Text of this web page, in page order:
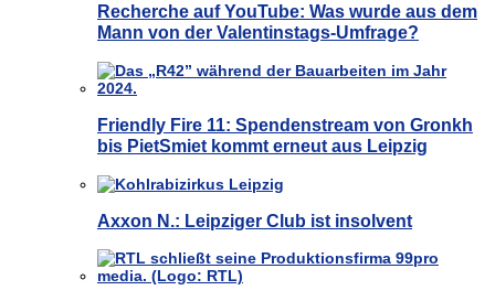
Recherche auf YouTube: Was wurde aus dem
Mann von der Valentinstags-Umfrage?
Friendly Fire 11: Spendenstream von Gronkh
bis PietSmiet kommt erneut aus Leipzig
Axxon N.: Leipziger Club ist insolvent